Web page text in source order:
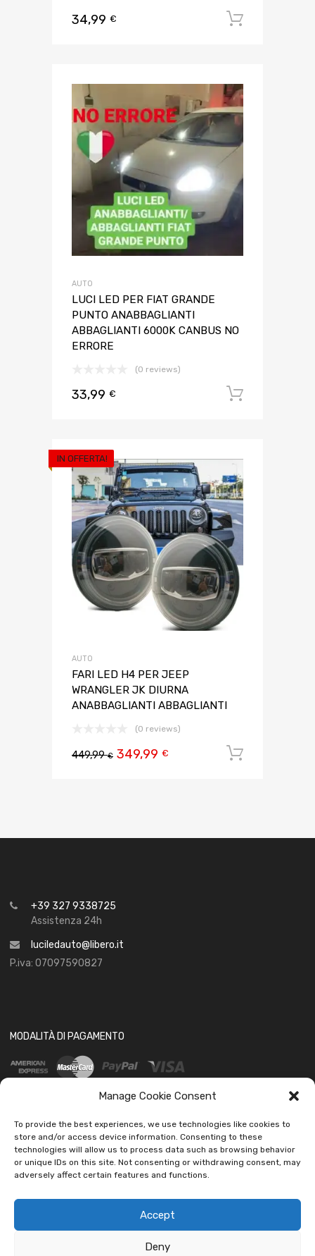
Manage Cookie Consent
To provide the best experiences, we use technologies like cookies to
store and/or access device information. Consenting to these
technologies will allow us to process data such as browsing behavior
or unique IDs on this site. Not consenting or withdrawing consent, may
adversely affect certain features and functions.
Accept
Deny
34,99 €
AUTO
LUCI LED PER FIAT GRANDE
PUNTO ANABBAGLIANTI
ABBAGLIANTI 6000K CANBUS NO
ERRORE
(0 reviews)
33,99 €
IN OFFERTA!
AUTO
FARI LED H4 PER JEEP
WRANGLER JK DIURNA
ANABBAGLIANTI ABBAGLIANTI
(0 reviews)
449,99€ 349,99 €
+39 327 9338725
Assistenza 24h
luciledauto@libero.it
P.iva: 07097590827
MODALITÀ DI PAGAMENTO
SOCIAL